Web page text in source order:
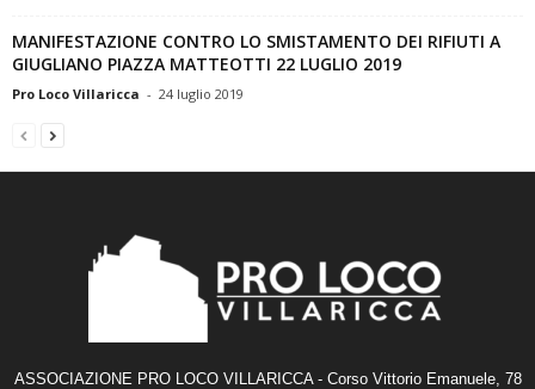
MANIFESTAZIONE CONTRO LO SMISTAMENTO DEI RIFIUTI A
GIUGLIANO PIAZZA MATTEOTTI 22 LUGLIO 2019
Pro Loco Villaricca - 24 luglio 2019
ASSOCIAZIONE PRO LOCO VILLARICCA - Corso Vittorio Emanuele, 78